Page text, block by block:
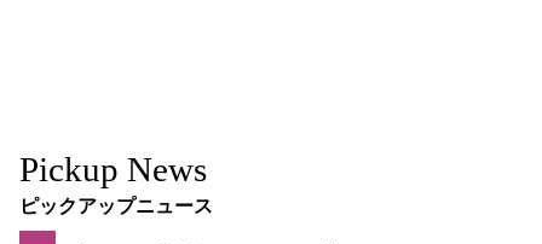
Pickup News
ピックアップニュース